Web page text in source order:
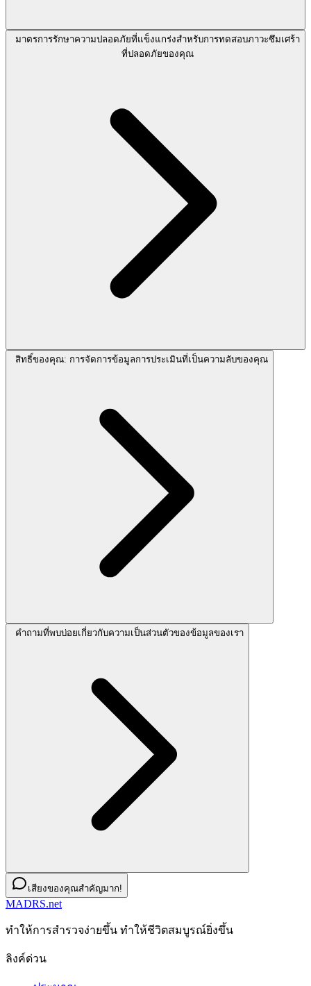
มาตรการรักษาความปลอดภัยที่แข็งแกร่งสำหรับการทดสอบภาวะซึมเศร้า
ที่ปลอดภัยของคุณ
สิทธิ์ของคุณ: การจัดการข้อมูลการประเมินที่เป็นความลับของคุณ
คำถามที่พบบ่อยเกี่ยวกับความเป็นส่วนตัวของข้อมูลของเรา
เสียงของคุณสำคัญมาก!
MADRS.net
ทําให้การสํารวจง่ายขึ้น ทําให้ชีวิตสมบูรณ์ยิ่งขึ้น
ลิงค์ด่วน